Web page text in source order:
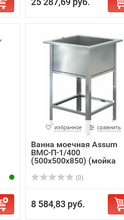
избранное сравнить
Ванна моечная Assum
ВМС-П-1/400
(500х500х850) (мойка
AISI...
(0)
8 584,83 руб.